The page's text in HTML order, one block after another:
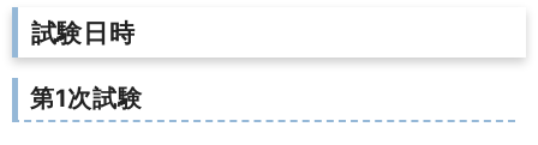
試験日時
第1次試験